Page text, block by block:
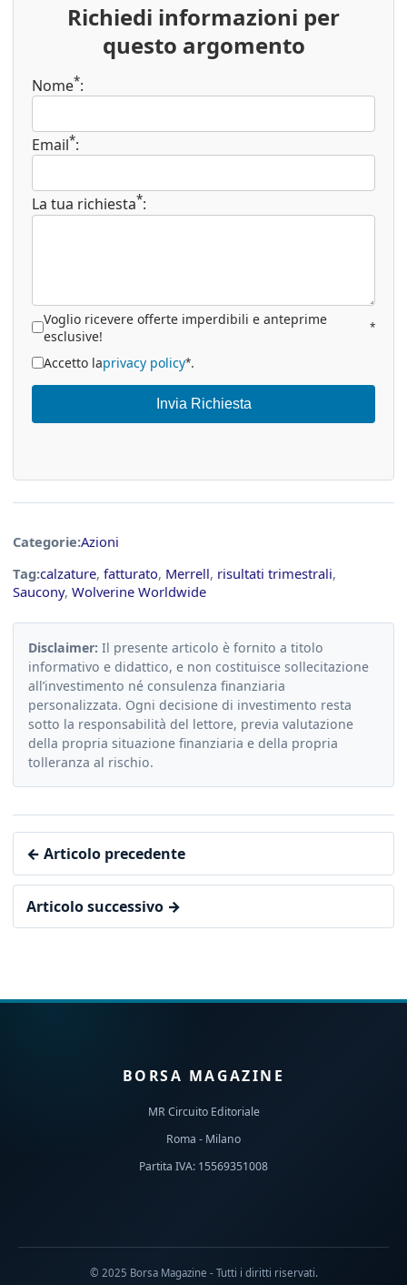
Richiedi informazioni per
questo argomento
Nome*:
Email*:
La tua richiesta*:
Voglio ricevere offerte imperdibili e anteprime
esclusive!
*
Accetto laprivacy policy*.
Invia Richiesta
Categorie:Azioni
Tag:calzature, fatturato, Merrell, risultati trimestrali,
Saucony, Wolverine Worldwide
Disclaimer: Il presente articolo è fornito a titolo
informativo e didattico, e non costituisce sollecitazione
all’investimento né consulenza finanziaria
personalizzata. Ogni decisione di investimento resta
sotto la responsabilità del lettore, previa valutazione
della propria situazione finanziaria e della propria
tolleranza al rischio.
← Articolo precedente
Articolo successivo →
BORSA MAGAZINE
MR Circuito Editoriale
Roma - Milano
Partita IVA: 15569351008
© 2025 Borsa Magazine - Tutti i diritti riservati.